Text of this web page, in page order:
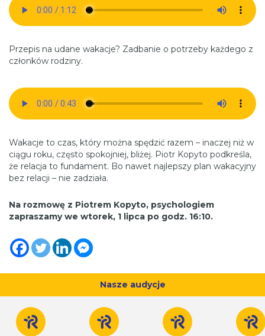
Przepis na udane wakacje? Zadbanie o potrzeby każdego z
członków rodziny.
Wakacje to czas, który można spędzić razem – inaczej niż w
ciągu roku, często spokojniej, bliżej. Piotr Kopyto podkreśla,
że relacja to fundament. Bo nawet najlepszy plan wakacyjny
bez relacji – nie zadziała.
Na rozmowę z Piotrem Kopyto, psychologiem
zapraszamy we wtorek, 1 lipca po godz. 16:10.
Nasze audycje